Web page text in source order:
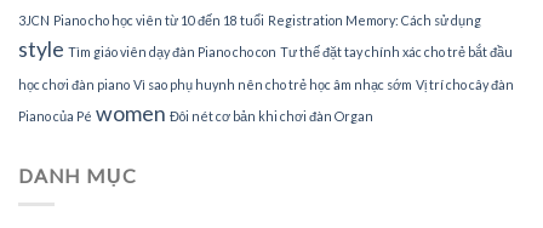
3JCN Piano cho học viên từ 10 đến 18 tuổi Registration Memory: Cách sử dụng
style Tìm giáo viên dạy đàn Piano cho con Tư thế đặt tay chính xác cho trẻ bắt đầu
học chơi đàn piano Vì sao phụ huynh nên cho trẻ học âm nhạc sớm Vị trí cho cây đàn
Piano của Pé women Đôi nét cơ bản khi chơi đàn Organ
DANH MỤC